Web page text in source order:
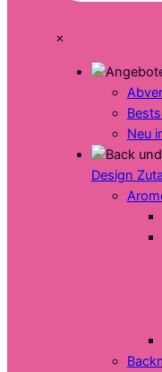
×
Neu
Design